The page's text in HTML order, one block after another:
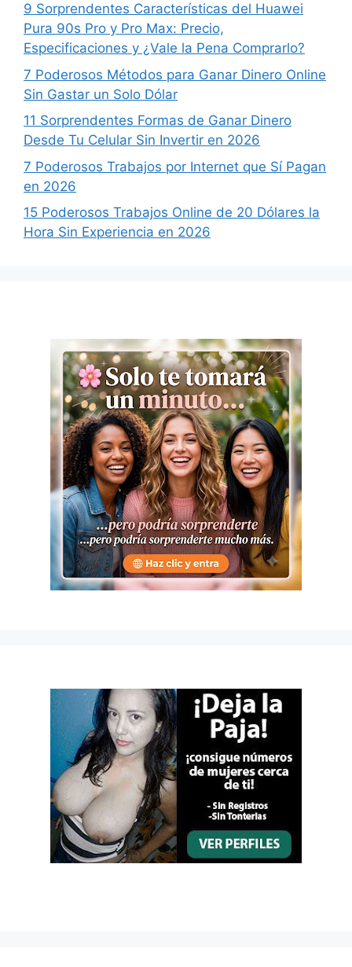
9 Sorprendentes Características del Huawei
Pura 90s Pro y Pro Max: Precio,
Especificaciones y ¿Vale la Pena Comprarlo?
7 Poderosos Métodos para Ganar Dinero Online
Sin Gastar un Solo Dólar
11 Sorprendentes Formas de Ganar Dinero
Desde Tu Celular Sin Invertir en 2026
7 Poderosos Trabajos por Internet que Sí Pagan
en 2026
15 Poderosos Trabajos Online de 20 Dólares la
Hora Sin Experiencia en 2026